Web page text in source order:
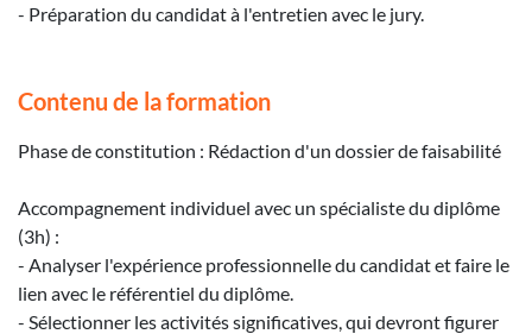
- Préparation du candidat à l'entretien avec le jury.
Contenu de la formation
Phase de constitution : Rédaction d'un dossier de faisabilité
Accompagnement individuel avec un spécialiste du diplôme
(3h) :
- Analyser l'expérience professionnelle du candidat et faire le
lien avec le référentiel du diplôme.
- Sélectionner les activités significatives, qui devront figurer